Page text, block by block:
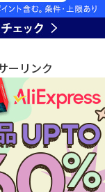
ーリンク